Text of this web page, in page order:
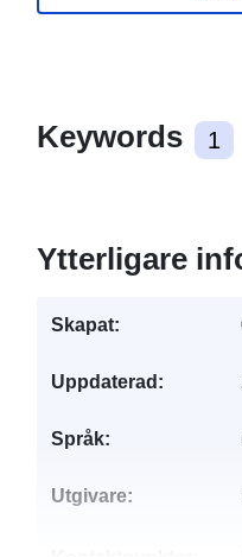
Keywords 1
Ytterligare
Skapat:
Uppdaterad:
Språk:
Utgivare: